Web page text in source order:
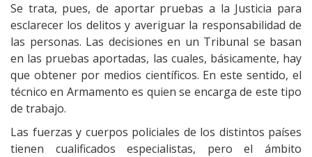
Se trata, pues, de aportar pruebas a la Justicia para
esclarecer los delitos y averiguar la responsabilidad de
las personas. Las decisiones en un Tribunal se basan
en las pruebas aportadas, las cuales, básicamente, hay
que obtener por medios científicos. En este sentido, el
técnico en Armamento es quien se encarga de este tipo
de trabajo.
Las fuerzas y cuerpos policiales de los distintos países
tienen cualificados especialistas, pero el ámbito